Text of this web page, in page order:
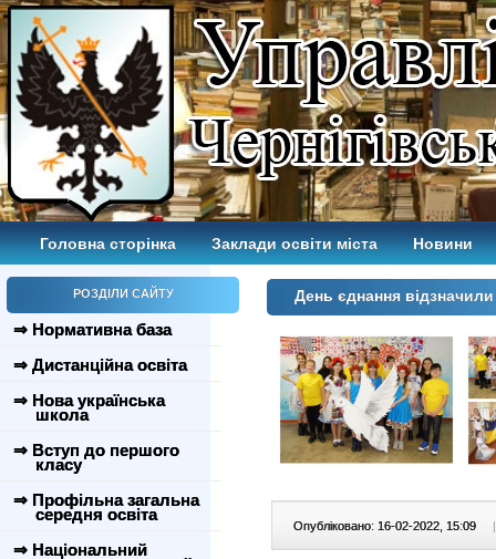
Головна сторінка Заклади освіти міста Новини
РОЗДІЛИ САЙТУ
⇒ Нормативна база
⇒ Дистанційна освіта
⇒ Нова українська
школа
⇒ Вступ до першого
класу
⇒ Профільна загальна
середня освіта
⇒ Національний
День єднання
Опубліковано: 16-02-2022, 15:09 |